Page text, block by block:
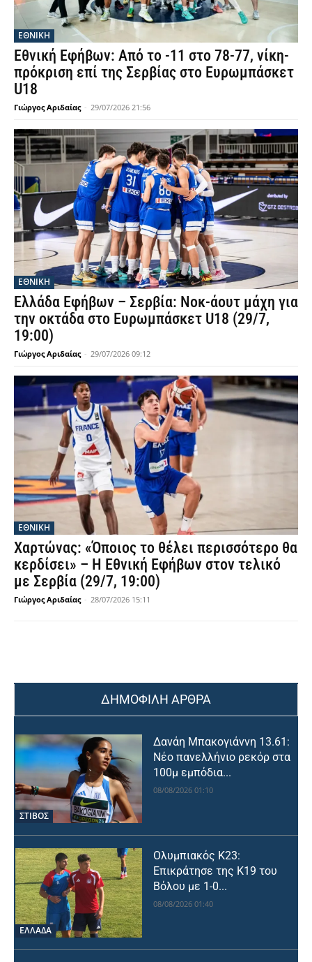
ΕΘΝΙΚΉ
Εθνική Εφήβων: Από το -11 στο 78-77, νίκη-
πρόκριση επί της Σερβίας στο Ευρωμπάσκετ
U18
Γιώργος Αριδαίας - 29/07/2026 21:56
ΕΘΝΙΚΉ
Ελλάδα Εφήβων – Σερβία: Νοκ-άουτ μάχη για
την οκτάδα στο Ευρωμπάσκετ U18 (29/7,
19:00)
Γιώργος Αριδαίας - 29/07/2026 09:12
ΕΘΝΙΚΉ
Χαρτώνας: «Όποιος το θέλει περισσότερο θα
κερδίσει» – Η Εθνική Εφήβων στον τελικό
με Σερβία (29/7, 19:00)
Γιώργος Αριδαίας - 28/07/2026 15:11
ΔΗΜΟΦΙΛΗ ΑΡΘΡΑ
ΣΤΙΒΟΣ
Δανάη Μπακογιάννη 13.61:
Νέο πανελλήνιο ρεκόρ στα
100μ εμπόδια...
08/08/2026 01:10
ΕΛΛΑΔΑ
Ολυμπιακός Κ23:
Επικράτησε της Κ19 του
Βόλου με 1-0...
08/08/2026 01:40